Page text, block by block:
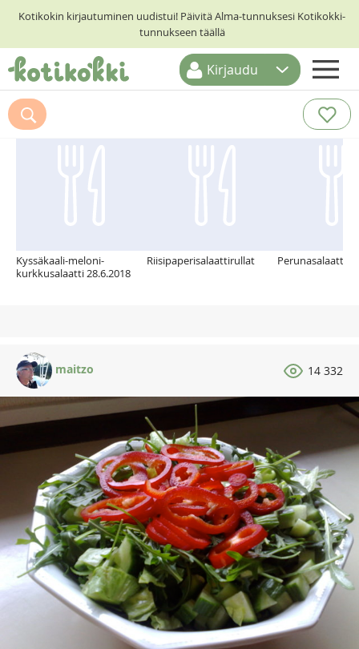
Kotikokin kirjautuminen uudistui! Päivitä Alma-tunnuksesi Kotikokki-
tunnukseen täällä
ETUSIVU
RESEPTIHAKU
Kirjaudu
Suosittelemme myös
Kyssäkaali-meloni-
kurkkusalaatti 28.6.2018
Riisipaperisalaattirullat Perunasalaatti
maitzo 14 332